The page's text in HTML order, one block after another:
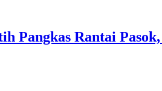
Pangkas Rantai